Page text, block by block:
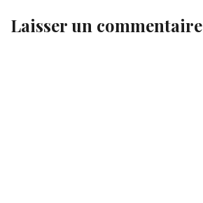
Laisser un commentaire